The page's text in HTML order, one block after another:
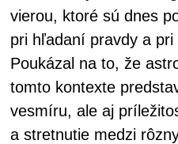
vierou, ktoré sú dnes
pri hľadaní pravdy a
Poukázal na to, že
tomto kontexte
vesmíru, ale aj
a stretnutie medzi